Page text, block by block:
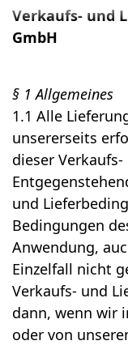
Verkaufs- und
GmbH
§ 1 Allgemeines
1.1 Alle
unsererseits
dieser
und
Bedingungen
Anwendung,
Einzelfall nicht
Verkaufs- und
dann, wenn wir
oder von